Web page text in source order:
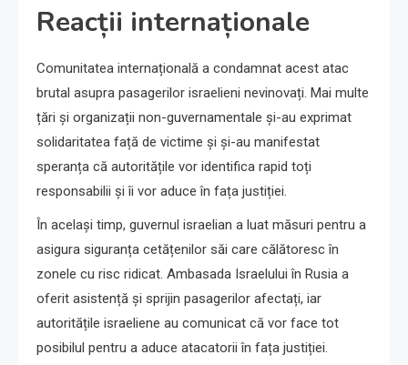
Reacții internaționale
Comunitatea internațională a condamnat acest atac
brutal asupra pasagerilor israelieni nevinovați. Mai multe
țări și organizații non-guvernamentale și-au exprimat
solidaritatea față de victime și și-au manifestat
speranța că autoritățile vor identifica rapid toți
responsabilii și îi vor aduce în fața justiției.
În același timp, guvernul israelian a luat măsuri pentru a
asigura siguranța cetățenilor săi care călătoresc în
zonele cu risc ridicat. Ambasada Israelului în Rusia a
oferit asistență și sprijin pasagerilor afectați, iar
autoritățile israeliene au comunicat că vor face tot
posibilul pentru a aduce atacatorii în fața justiției.